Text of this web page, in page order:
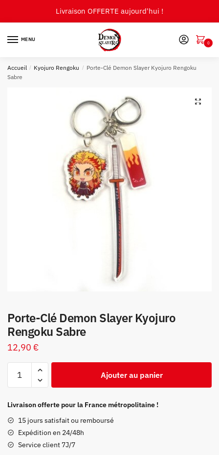
Livraison OFFERTE aujourd'hui !
MENU
0
Accueil / Kyojuro Rengoku / Porte-Clé Demon Slayer Kyojuro Rengoku
Sabre
🔍
Porte-Clé Demon Slayer Kyojuro
Rengoku Sabre
12,90 €
Clé
Slayer
Kyojuro
Rengoku
Ajouter au panier
Livraison offerte pour la France métropolitaine !
15 jours satisfait ou remboursé
Expédition en 24/48h
Service client 7J/7